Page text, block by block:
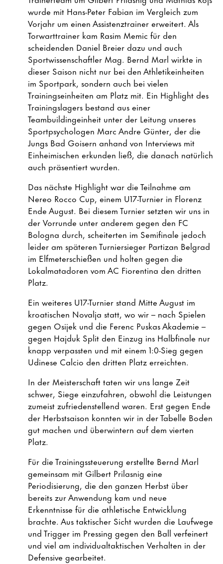
wurde mit Hans-Peter Fabian im Vergleich zum
Vorjahr um einen Assistenztrainer erweitert. Als
Torwarttrainer kam Rasim Memic für den
scheidenden Daniel Breier dazu und auch
Sportwissenschaftler Mag. Bernd Marl wirkte in
dieser Saison nicht nur bei den Athletikeinheiten
im Sportpark, sondern auch bei vielen
Trainingseinheiten am Platz mit. Ein Highlight des
Trainingslagers bestand aus einer
Teambuildingeinheit unter der Leitung unseres
Sportpsychologen Marc Andre Günter, der die
Jungs Bad Goisern anhand von Interviews mit
Einheimischen erkunden ließ, die danach natürlich
auch präsentiert wurden.
Das nächste Highlight war die Teilnahme am
Nereo Rocco Cup, einem U17-Turnier in Florenz
Ende August. Bei diesem Turnier setzten wir uns in
der Vorrunde unter anderem gegen den FC
Bologna durch, scheiterten im Semifinale jedoch
leider am späteren Turniersieger Partizan Belgrad
im Elfmeterschießen und holten gegen die
Lokalmatadoren vom AC Fiorentina den dritten
Platz.
Ein weiteres U17-Turnier stand Mitte August im
kroatischen Novalja statt, wo wir – nach Spielen
gegen Osijek und die Ferenc Puskas Akademie –
gegen Hajduk Split den Einzug ins Halbfinale nur
knapp verpassten und mit einem 1:0-Sieg gegen
Udinese Calcio den dritten Platz erreichten.
In der Meisterschaft taten wir uns lange Zeit
schwer, Siege einzufahren, obwohl die Leistungen
zumeist zufriedenstellend waren. Erst gegen Ende
der Herbstsaison konnten wir in der Tabelle Boden
gut machen und überwintern auf dem vierten
Platz.
Für die Trainingssteuerung erstellte Bernd Marl
gemeinsam mit Gilbert Prilasnig eine
Periodisierung, die den ganzen Herbst über
bereits zur Anwendung kam und neue
Erkenntnisse für die athletische Entwicklung
brachte. Aus taktischer Sicht wurden die Laufwege
und Trigger im Pressing gegen den Ball verfeinert
und viel am individualtaktischen Verhalten in der
Defensive gearbeitet.